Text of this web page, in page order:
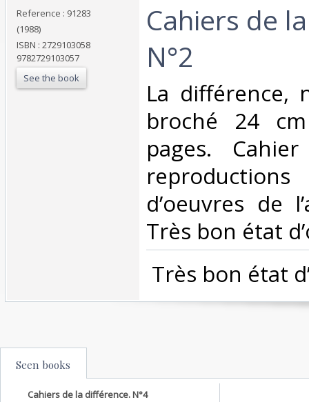
Reference : 91283
(1988)
ISBN : 2729103058
9782729103057
See the book
‎Cahiers de
N°2‎
‎La différence,
broché 24
pages.
d’oeuvres de
Très bon état
Très bon état
Seen books
Cahiers de la différence. N°4